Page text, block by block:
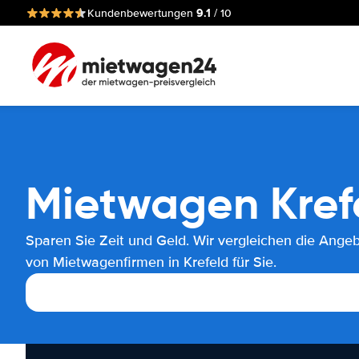
Kundenbewertungen 9.1 / 10
Mietwagen
Sparen Sie Zeit und Geld. Wir vergleichen die
von Mietwagenfirmen in Krefeld für Sie.